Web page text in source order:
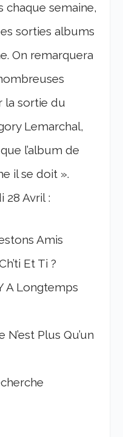
chaque semaine,
sorties albums
On remarquera
la sortie du
Lemarchal,
l’album de
il se doit ».
28 Avril :
Amis
Et Ti ?
A Longtemps
Plus Qu’un